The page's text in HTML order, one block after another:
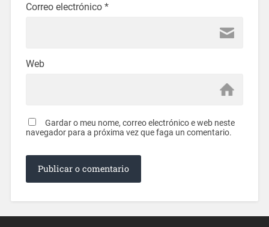
Correo electrónico *
Web
Gardar o meu nome, correo electrónico e web neste
navegador para a próxima vez que faga un comentario.